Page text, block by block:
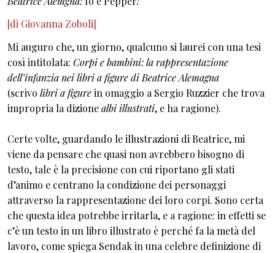
[di Giovanna Zoboli]
Mi auguro che, un giorno, qualcuno si laurei con una tesi
così intitolata: Corpi e bambini: la rappresentazione
dell’infanzia nei libri a figure di Beatrice Alemagna
(scrivo libri a figurein omaggio a Sergio Ruzzier che trova
impropria la dizionealbi illustrati, e ha ragione).
Certe volte, guardando le illustrazioni di Beatrice, mi
viene da pensare che quasi non avrebbero bisogno di
testo, tale è la precisione con cui riportano gli stati
d’animo e centrano la condizione dei personaggi
attraverso la rappresentazione dei loro corpi. Sono certa
che questa idea potrebbe irritarla, e a ragione: in effetti se
c’è un testo in un libro illustrato è perché fa la metà del
lavoro, come spiega Sendak in una celebre definizione di